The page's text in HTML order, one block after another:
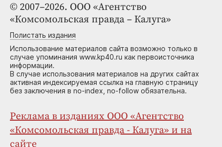
© 2007–2026. ООО «Агентство
«Комсомольская правда – Калуга»
Полистать издания
Использование материалов сайта возможно только в
случае упоминания www.kp40.ru как первоисточника
информации.
В случае использования материалов на других сайтах
активная индексируемая ссылка на главную страницу
без заключения в no-index, no-follow обязательна.
Реклама в изданиях ООО «Агентство
«Комсомольская правда - Калуга» и на
сайте